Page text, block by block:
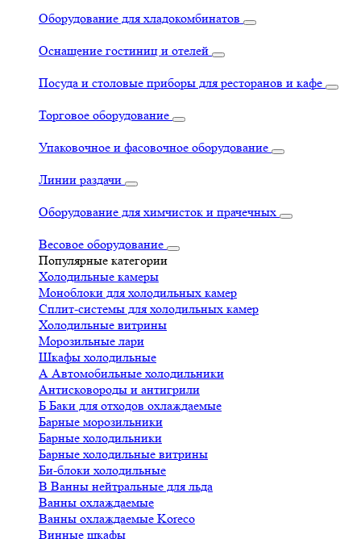
Оборудование для хладокомбинатов
Оснащение гостиниц и отелей
Посуда и столовые приборы для ресторанов и кафе
Торговое оборудование
Упаковочное и фасовочное оборудование
Линии раздачи
Оборудование для химчисток и прачечных
Весовое оборудование
Популярные категории
Холодильные камеры
Моноблоки для холодильных камер
Сплит-системы для холодильных камер
Холодильные витрины
Морозильные лари
Шкафы холодильные
А Автомобильные холодильники
Антисковороды и антигрили
Б Баки для отходов охлаждаемые
Барные морозильники
Барные холодильники
Барные холодильные витрины
Би-блоки холодильные
В Ванны нейтральные для льда
Ванны охлаждаемые
Ванны охлаждаемые Koreco
Винные шкафы